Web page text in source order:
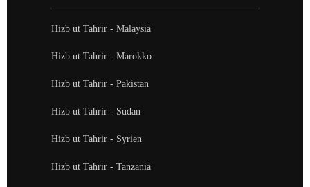
Hizb ut Tahrir - Malaysia
Hizb ut Tahrir - Marokko
Hizb ut Tahrir - Pakistan
Hizb ut Tahrir - Sudan
Hizb ut Tahrir - Syrien
Hizb ut Tahrir - Tanzania